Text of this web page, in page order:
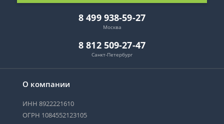
О компании
ИНН 8922221610
ОГРН 1084552123105
8 499 938-59-27
Москва
8 812 509-27-47
Санкт-Петербург